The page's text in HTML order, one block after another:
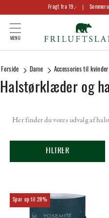
Fragt fra 19,-
Halstørklæder og
Forside Dame Accessories til kvinder
Her finder du vores udvalg af
FILTRER
28%